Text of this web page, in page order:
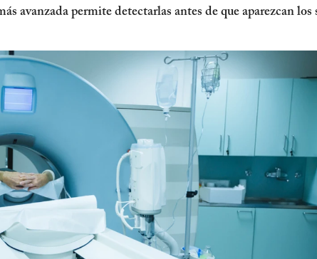
avanzada permite detectarlas antes de que aparezcan